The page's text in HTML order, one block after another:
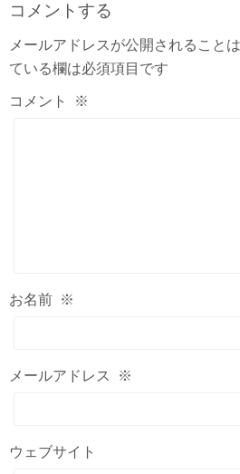
コメントする
メールアドレスが公開されること
ている欄は必須項目です
コメント ※
お名前 ※
メールアドレス ※
ウェブサイト